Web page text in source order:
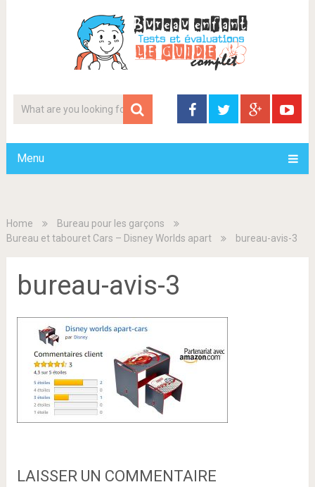
Menu
Home
Bureau pour les garçons
Bureau et tabouret Cars – Disney Worlds apart
bureau-avis-3
bureau-avis-3
LAISSER UN COMMENTAIRE